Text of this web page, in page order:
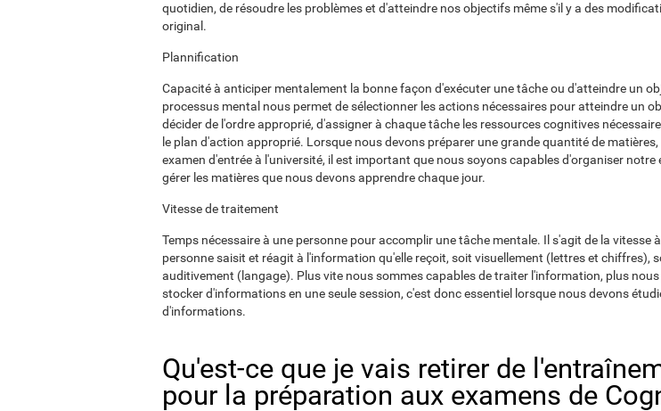
quotidien, de résoudre les problèmes et d'atteindre nos objectifs même s'il y a des
original.
Plannification
Capacité à anticiper mentalement la bonne façon d'exécuter une tâche ou d'atteindre un
processus mental nous permet de sélectionner les actions nécessaires pour atteindre un
décider de l'ordre approprié, d'assigner à chaque tâche les ressources cognitives
le plan d'action approprié. Lorsque nous devons préparer une grande quantité de matières,
examen d'entrée à l'université, il est important que nous soyons capables d'organiser notre
gérer les matières que nous devons apprendre chaque jour.
Vitesse de traitement
Temps nécessaire à une personne pour accomplir une tâche mentale. Il s'agit de la vitesse
personne saisit et réagit à l'information qu'elle reçoit, soit visuellement (lettres et chiffres),
auditivement (langage). Plus vite nous sommes capables de traiter l'information, plus
stocker d'informations en une seule session, c'est donc essentiel lorsque nous devons
d'informations.
Qu'est-ce que je vais retirer de
pour la préparation aux examens de